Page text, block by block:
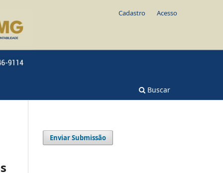
Buscar
Cadastro Acesso
Enviar Submissão